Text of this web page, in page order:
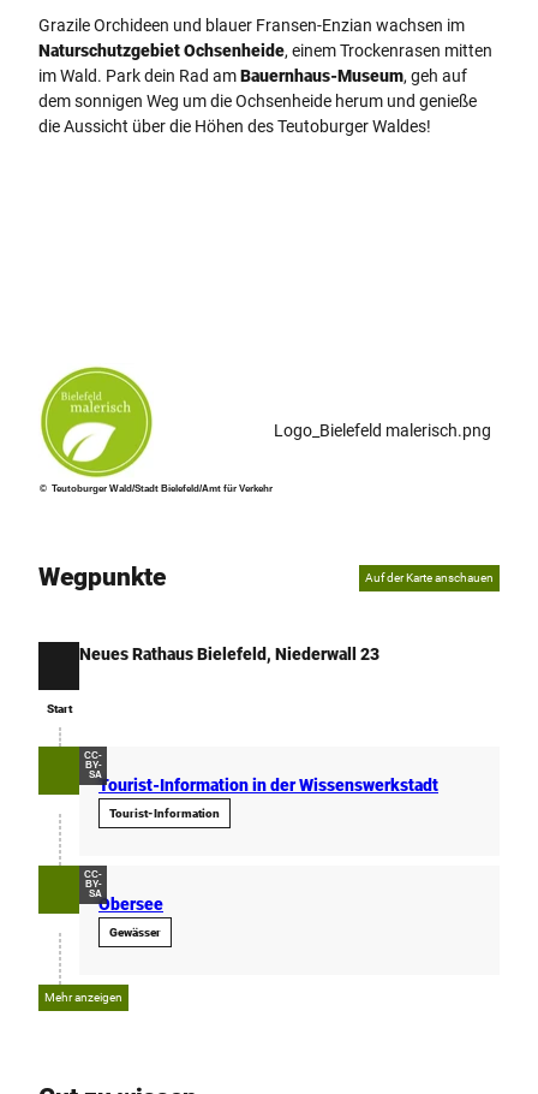
Grazile Orchideen und blauer Fransen-Enzian wachsen im
Naturschutzgebiet Ochsenheide, einem Trockenrasen mitten
im Wald. Park dein Rad amBauernhaus-Museum, geh auf
dem sonnigen Weg um die Ochsenheide herum und genieße
die Aussicht über die Höhen des Teutoburger Waldes!
© Teutoburger Wald/Stadt Bielefeld/Amt für Verkehr
Logo_Bielefeld malerisch.png
Wegpunkte Auf der Karte anschauen
Start
Neues Rathaus Bielefeld, Niederwall 23
CC-
BY-
SA
Tourist-Information in der Wissenswerkstadt
Tourist-Information
CC-
BY-
SA
Obersee
Gewässer
Mehr anzeigen